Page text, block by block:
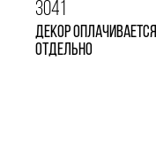
3041
Декор оплачивается
отдельно